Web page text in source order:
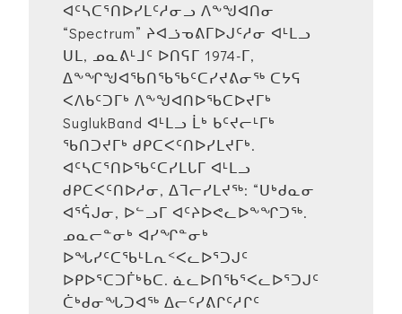
ᐊᑦᓴᑕᕐᑎᐅᓯᒪᑦᓱᓂᓗ ᐱᖕᖑᐊᑎᓂ
“Spectrum” ᔨᐊᓘᓀᕕᒥᐅᒍᑦᓱᓂ ᐊᒻᒪᓗ
ᑌᒪ, ᓄᓇᕕᒻᒧᑦ ᐅᑎᕋᒥ 1974-ᒥ,
ᐃᖕᖏᖑᐊᖃᑎᖃᖃᑦᑕᓯᔪᕕᓂᖅ ᑕᔭᕋ
ᐸᐱᑲᑦᑐᒥᒃ ᐱᖕᖑᐊᑎᐅᖃᑕᐅᔪᒥᒃ
SuglukBand ᐊᒻᒪᓗ ᒫᒃ ᑲᑦᔪᓕᒻᒥᒃ
ᖃᑎᑐᔪᒥᒃ ᑯᑭᑕᐸᑦᑎᐅᓯᒪᔪᒥᒃ.
ᐊᑦᓴᑕᕐᑎᐅᖃᑦᑕᓯᒪᒐᒥ ᐊᒻᒪᓗ
ᑯᑭᑕᐸᑦᑎᐅᓱᓂ, ᐃᒣᓕᓯᒪᔪᖅ: “ᑌᒃᑯᓇᓂ
ᐊᕐᕌᒍᓂ, ᐅᓪᓗᒥ ᐊᑦᔨᐅᕙᓚᐅᖕᖏᑐᖅ.
ᓄᓇᓕᓐᓂᒃ ᐊᓯᖏᓐᓂᒃ
ᐅᖓᓯᑦᑕᖃᒻᒪᕆᑉᐸᓚᐅᕐᑐᒍᑦ
ᐅᑭᐅᕐᑕᑐᒦᒃᑲᑕ. ᓈᓚᐅᑎᖃᕐᐸᓚᐅᕐᑐᒍᑦ
ᑖᒃᑯᓂᖓᑐᐊᖅ ᐃᓕᑦᓯᕕᒋᑦᓱᒋᑦ